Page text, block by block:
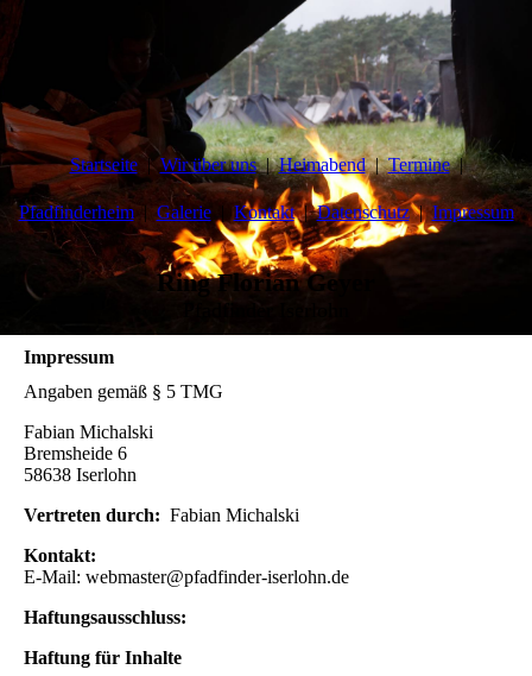
Startseite Wir über uns Heimabend Termine
Pfadfinderheim Galerie Kontakt Datenschutz Impressum
Ring Florian Geyer
Pfadfinder Iserlohn
Impressum
Angaben gemäß § 5 TMG
Fabian Michalski
Bremsheide 6
58638 Iserlohn
Vertreten durch: Fabian Michalski
Kontakt:
E-Mail: webmaster@pfadfinder-iserlohn.de
Haftungsausschluss:
Haftung für Inhalte